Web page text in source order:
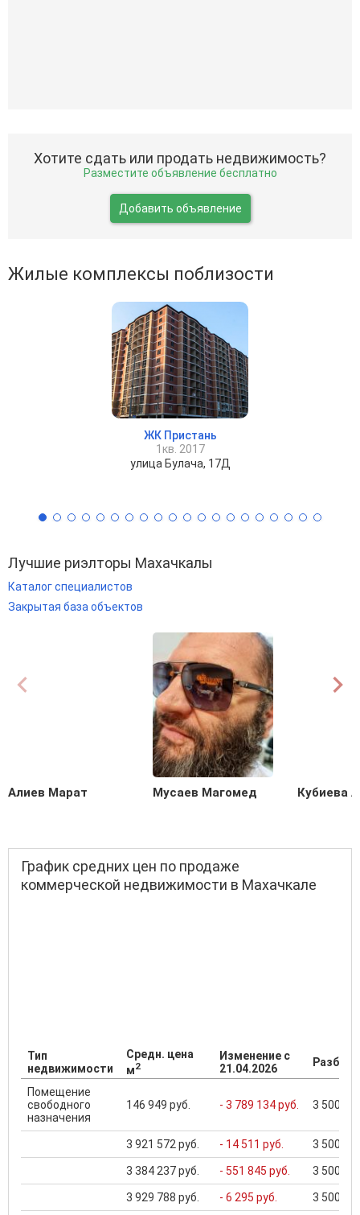
Хотите сдать или продать недвижимость?
Разместите объявление бесплатно
Добавить объявление
Жилые комплексы поблизости
ЖК Пристань
1кв. 2017
улица Булача, 17Д
Лучшие риэлторы Махачкалы
Каталог специалистов
Закрытая база объектов
Алиев Марат Мусаев Магомед Кубиева
График средних цен по продаже
коммерческой недвижимости в Махачкале
Тип
недвижимости
Средн. цена
м2
Изменение с
21.04.2026
Помещение
свободного
назначения
146 949 руб. - 3 789 134 руб. 3 500
3 921 572 руб. - 14 511 руб. 3 500
3 384 237 руб. - 551 845 руб. 3 500
3 929 788 руб. - 6 295 руб. 3 500